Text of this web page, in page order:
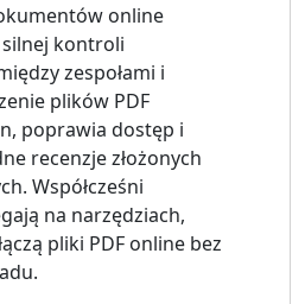
online
kontroli
zespołami i
plików PDF
poprawia dostęp i
recenzje złożonych
Współcześni
na narzędziach,
pliki PDF online bez